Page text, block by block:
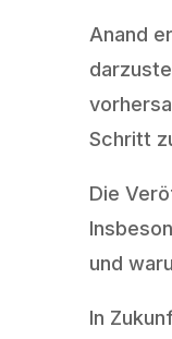
Anand
Schritt
Die
und
In